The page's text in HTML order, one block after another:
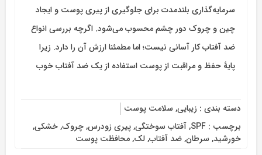
سرمایه‌گذاری بلندمدت برای جلوگیری از پیری پوست و ایجاد
چین و چروک دور چشم محسوب می‌شود. اگرچه بررسی انواع
ضد آفتاب کار آسانی نیست؛ اما مطمئنا ارزش آن را دارد. زیرا
پایۀ حفظ و مراقبت از پوست استفاده از یک ضد آفتاب خوب
دسته بندی : زیبایی, سلامت پوست
برچسب : SPF
,آفتاب سوختگی,پیری زودرس,چروک,خشکی,
خورشید, سرطان,ضد آفتاب,لک,محافظت پوست